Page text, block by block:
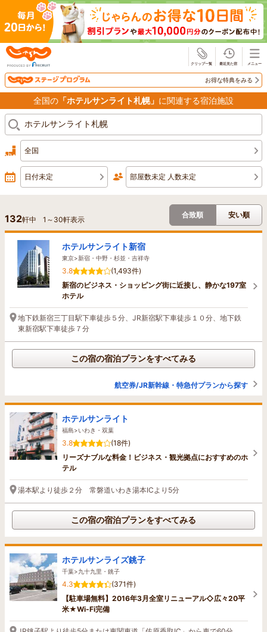
お得な特典をみる
全国の 「ホテルサンライト札幌」 に関連する宿泊施設
全国
日付未定 部屋数未定 人数未定
132軒中 1 ～ 30軒表示
合致順 安い順
ホテルサンライト新宿
東京>新宿・中野・杉並・吉祥寺
3.8
(1,493件)
新宿のビジネス・ショッピング街に近接し、静かな197室
ホテル
地下鉄新宿三丁目駅下車徒歩５分、JR新宿駅下車徒歩１０分、地下鉄
東新宿駅下車徒歩７分
この宿の宿泊プランをすべてみる
航空券/JR新幹線・特急付プランから探す
ホテルサンライト
福島>いわき・双葉
3.8
(18件)
リーズナブルな料金！ビジネス・観光拠点におすすめのホ
テル
湯本駅より徒歩２分 常磐道いわき湯本ICより5分
この宿の宿泊プランをすべてみる
ホテルサンライズ銚子
千葉>九十九里・銚子
4.3
(371件)
【駐車場無料】2016年3月全室リニューアル◇広々20平
米★Wi-Fi完備